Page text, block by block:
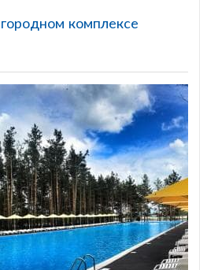
комплексе